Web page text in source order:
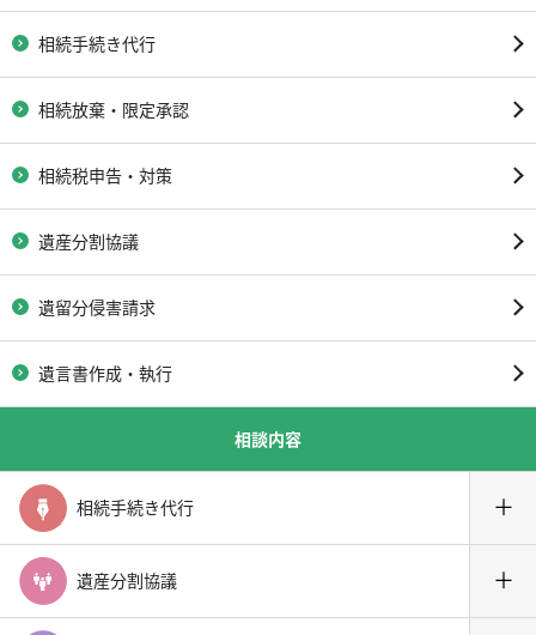
相続手続き代行
相続放棄・限定承認
相続税申告・対策
遺産分割協議
遺留分侵害請求
遺言書作成・執行
相談内容
相続手続き代行 ＋
遺産分割協議 ＋